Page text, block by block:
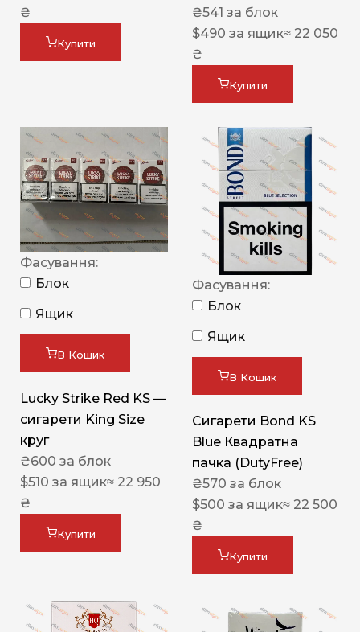
₴
Купити
₴541 за блок
$490 за ящик≈ 22 050
₴
Купити
Фасування:
Блок
Ящик
В Кошик
Lucky Strike Red KS —
сигарети King Size
круг
₴600 за блок
$510 за ящик≈ 22 950
₴
Купити
Фасування:
Блок
Ящик
В Кошик
Сигарети Bond KS
Blue Квадратна
пачка (DutyFree)
₴570 за блок
$500 за ящик≈ 22 500
₴
Купити